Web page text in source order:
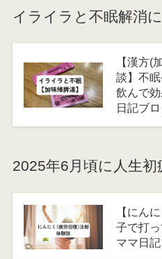
イライラと不眠解消
【漢方(
談】不
飲んで
日記ブ
2025年6月頃に人生初
【にん
子で打
ママ日